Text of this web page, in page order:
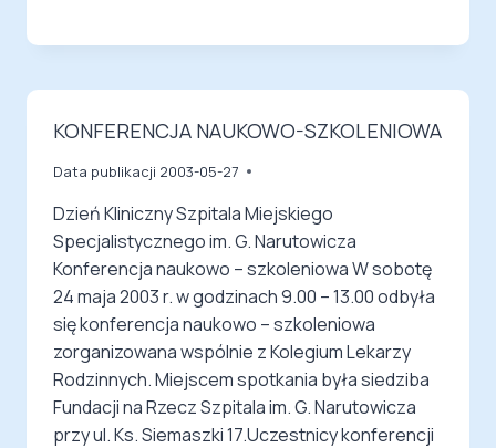
KONFERENCJA NAUKOWO-SZKOLENIOWA
Data publikacji 2003-05-27
Dzień Kliniczny Szpitala Miejskiego
Specjalistycznego im. G. Narutowicza
Konferencja naukowo – szkoleniowa W sobotę
24 maja 2003 r. w godzinach 9.00 – 13.00 odbyła
się konferencja naukowo – szkoleniowa
zorganizowana wspólnie z Kolegium Lekarzy
Rodzinnych. Miejscem spotkania była siedziba
Fundacji na Rzecz Szpitala im. G. Narutowicza
przy ul. Ks. Siemaszki 17.Uczestnicy konferencji